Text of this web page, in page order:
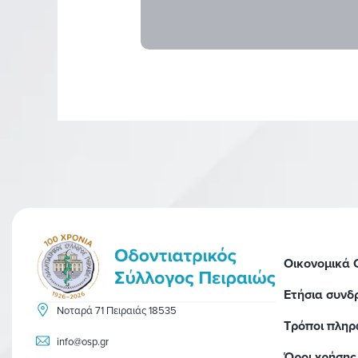
Νοταρά 71 Πειραιάς 18535
info@osp.gr
Οικονομικά
Ετήσια
Τρόποι